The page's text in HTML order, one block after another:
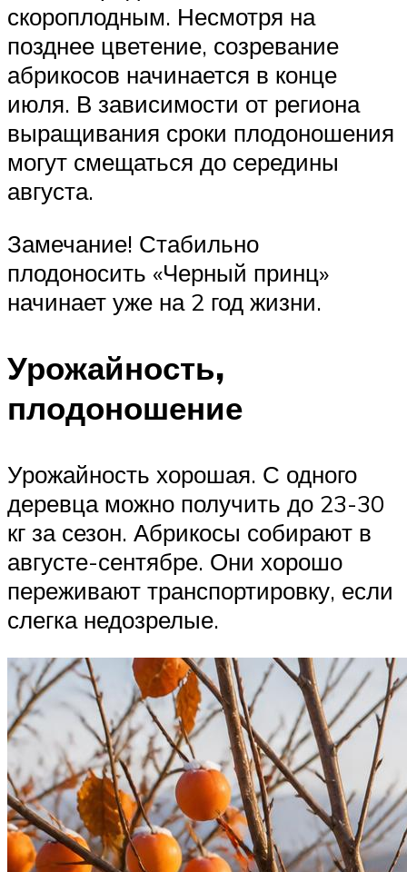
скороплодным. Несмотря на
позднее цветение, созревание
абрикосов начинается в конце
июля. В зависимости от региона
выращивания сроки плодоношения
могут смещаться до середины
августа.
Замечание! Стабильно
плодоносить «Черный принц»
начинает уже на 2 год жизни.
Урожайность,
плодоношение
Урожайность хорошая. С одного
деревца можно получить до 23-30
кг за сезон. Абрикосы собирают в
августе-сентябре. Они хорошо
переживают транспортировку, если
слегка недозрелые.